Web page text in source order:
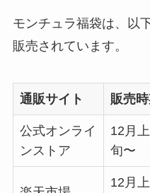
モンチュラ福袋は、以
販売されています。
通販サイト 販売
公式オンライ
ンストア
12月上
旬〜
12月上